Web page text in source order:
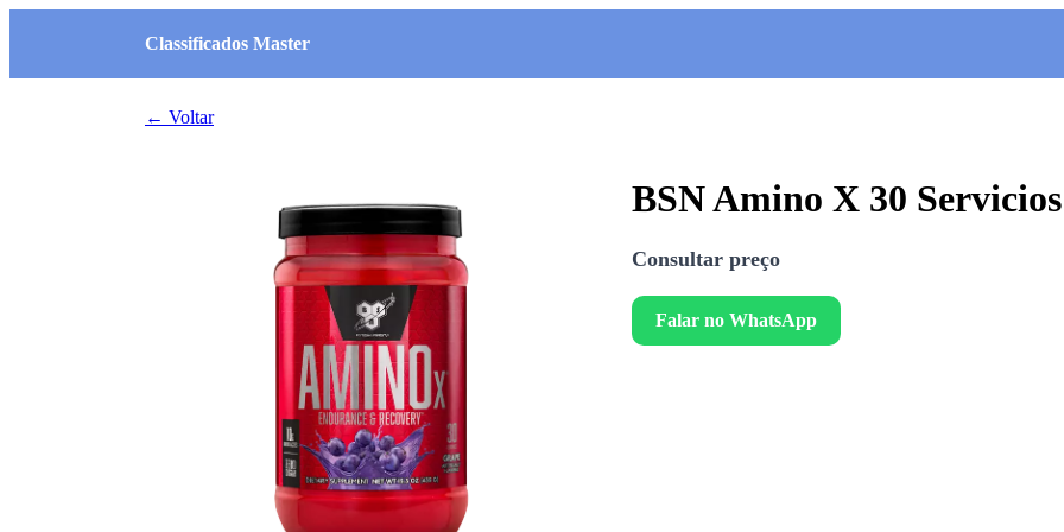
Classificados Master
← Voltar
BSN Amino X 30 Servicios
Consultar preço
Falar no WhatsApp